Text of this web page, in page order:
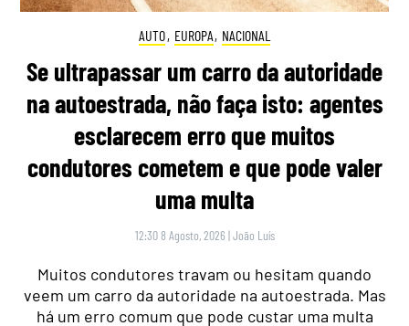
AUTO, EUROPA, NACIONAL
Se ultrapassar um carro da autoridade
na autoestrada, não faça isto: agentes
esclarecem erro que muitos
condutores cometem e que pode valer
uma multa
12:30 8 Agosto, 2026 |João Luís
Muitos condutores travam ou hesitam quando
veem um carro da autoridade na autoestrada. Mas
há um erro comum que pode custar uma multa